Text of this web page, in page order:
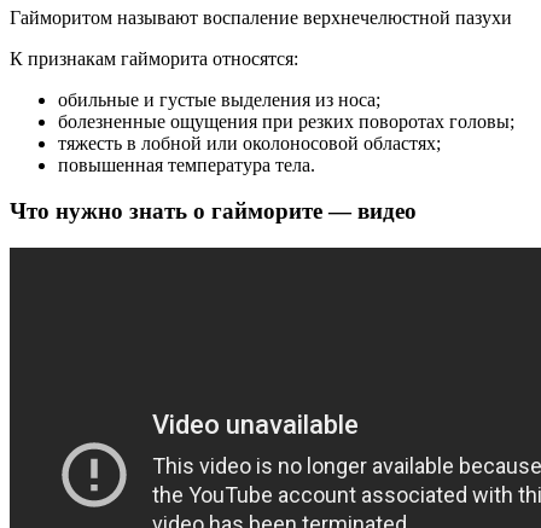
Гайморитом называют воспаление верхнечелюстной пазухи
К признакам гайморита относятся:
обильные и густые выделения из носа;
болезненные ощущения при резких поворотах головы;
тяжесть в лобной или околоносовой областях;
повышенная температура тела.
Что нужно знать о гайморите — видео